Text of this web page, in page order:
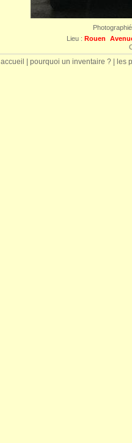
Lieu : Rouen
accueil pourquoi un inventaire ? les